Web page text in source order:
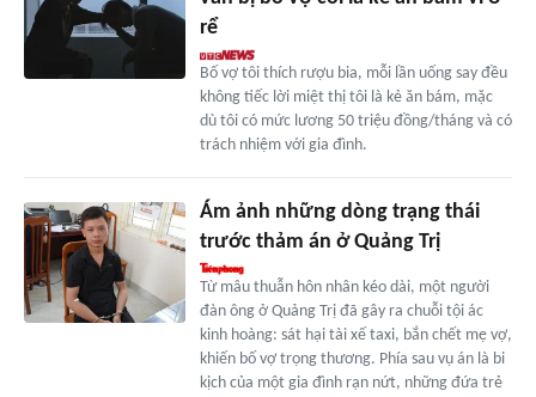
rể
Bố vợ tôi thích rượu bia, mỗi lần uống say đều
không tiếc lời miệt thị tôi là kẻ ăn bám, mặc
dù tôi có mức lương 50 triệu đồng/tháng và có
trách nhiệm với gia đình.
Ám ảnh những dòng trạng thái
trước thảm án ở Quảng Trị
Từ mâu thuẫn hôn nhân kéo dài, một người
đàn ông ở Quảng Trị đã gây ra chuỗi tội ác
kinh hoàng: sát hại tài xế taxi, bắn chết mẹ vợ,
khiến bố vợ trọng thương. Phía sau vụ án là bi
kịch của một gia đình rạn nứt, những đứa trẻ